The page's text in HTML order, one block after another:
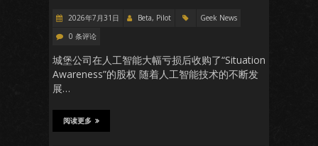
2026年7月31日 Beta, Pilot
Geek News
0 条评论
城堡公司在人工智能大幅亏损后收购了“Situation
Awareness”的股权 随着人工智能技术的不断发
展…
阅读更多